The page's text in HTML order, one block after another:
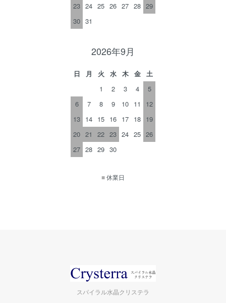
23 24 25 26 27 28 29
30 31
2026年9月
日 月 火 水 木 金
土
1
2 3 4
5
6
7 8 9 10 11
12
13 14 15 16 17 18 19
20 21 22 23 24 25 26
27 28 29 30
■休業日
スパイラル水晶クリステラ